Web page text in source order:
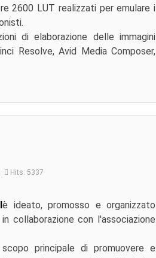
2600 LUT realizzati per emulare i
di elaborazione delle immagini
Resolve, Avid Media Composer,
Hits: 5337
è ideato, promosso e organizzato
collaborazione con l'associazione
principale di promuovere e